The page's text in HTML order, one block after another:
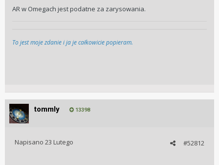
AR w Omegach jest podatne za zarysowania.
To jest moje zdanie i ja je całkowicie popieram.
tommly 13398
#52812
Napisano 23 Lutego